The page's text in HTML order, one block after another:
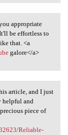
appropriate
be effortless to
that. <a
galore</a>
article, and I just
helpful and
piece of
Reliable-